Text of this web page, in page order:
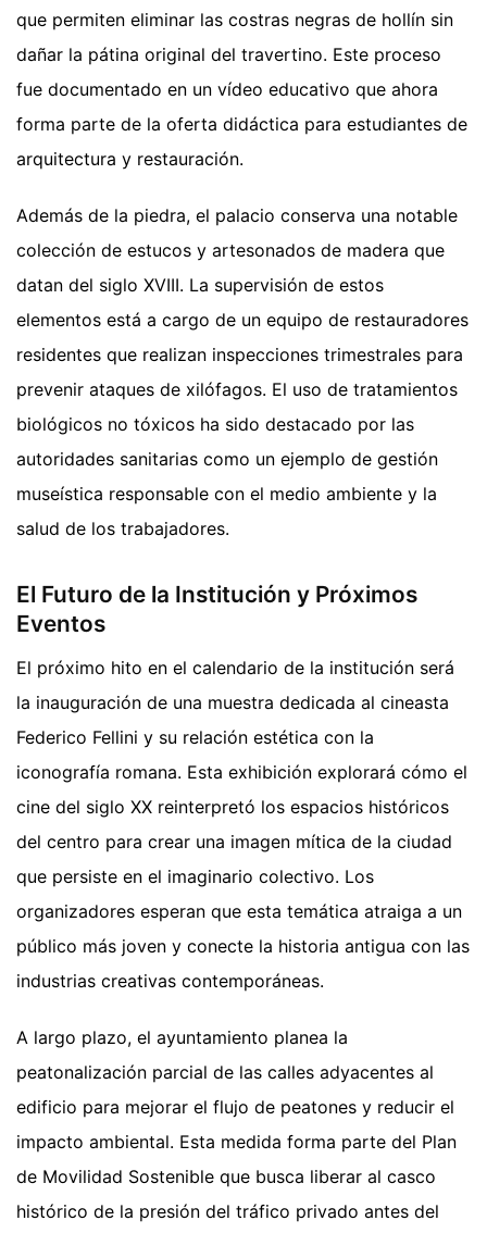
que permiten eliminar las costras negras de hollín sin
dañar la pátina original del travertino. Este proceso
fue documentado en un vídeo educativo que ahora
forma parte de la oferta didáctica para estudiantes de
arquitectura y restauración.
Además de la piedra, el palacio conserva una notable
colección de estucos y artesonados de madera que
datan del siglo XVIII. La supervisión de estos
elementos está a cargo de un equipo de restauradores
residentes que realizan inspecciones trimestrales para
prevenir ataques de xilófagos. El uso de tratamientos
biológicos no tóxicos ha sido destacado por las
autoridades sanitarias como un ejemplo de gestión
museística responsable con el medio ambiente y la
salud de los trabajadores.
El Futuro de la Institución y Próximos
Eventos
El próximo hito en el calendario de la institución será
la inauguración de una muestra dedicada al cineasta
Federico Fellini y su relación estética con la
iconografía romana. Esta exhibición explorará cómo el
cine del siglo XX reinterpretó los espacios históricos
del centro para crear una imagen mítica de la ciudad
que persiste en el imaginario colectivo. Los
organizadores esperan que esta temática atraiga a un
público más joven y conecte la historia antigua con las
industrias creativas contemporáneas.
A largo plazo, el ayuntamiento planea la
peatonalización parcial de las calles adyacentes al
edificio para mejorar el flujo de peatones y reducir el
impacto ambiental. Esta medida forma parte del Plan
de Movilidad Sostenible que busca liberar al casco
histórico de la presión del tráfico privado antes del